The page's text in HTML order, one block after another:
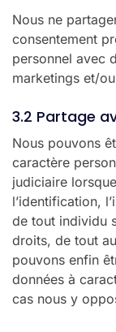
Nous ne
consentement
personnel avec
marketings et/
3.2 Partage
Nous pouvons
caractère
judiciaire
l’identification,
de tout individu
droits, de tout
pouvons enfin
données à
cas nous y